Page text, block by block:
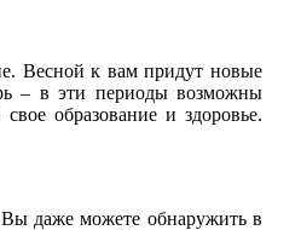
Весной к вам придут новые
– в эти периоды возможны
образование и здоровье.
даже можете обнаружить в